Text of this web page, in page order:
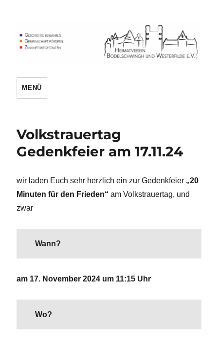
MENÜ
Volkstrauertag
Gedenkfeier am 17.11.24
wir laden Euch sehr herzlich ein zur Gedenkfeier „20
Minuten für den Frieden“ am Volkstrauertag, und
zwar
Wann?
am 17. November 2024 um 11:15 Uhr
Wo?